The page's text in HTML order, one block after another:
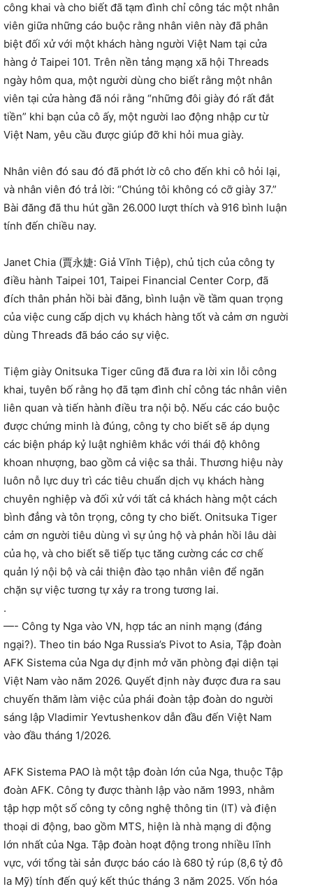
công khai và cho biết đã tạm đình chỉ công tác một nhân
viên giữa những cáo buộc rằng nhân viên này đã phân
biệt đối xử với một khách hàng người Việt Nam tại cửa
hàng ở Taipei 101. Trên nền tảng mạng xã hội Threads
ngày hôm qua, một người dùng cho biết rằng một nhân
viên tại cửa hàng đã nói rằng “những đôi giày đó rất đắt
tiền” khi bạn của cô ấy, một người lao động nhập cư từ
Việt Nam, yêu cầu được giúp đỡ khi hỏi mua giày.
Nhân viên đó sau đó đã phớt lờ cô cho đến khi cô hỏi lại,
và nhân viên đó trả lời: “Chúng tôi không có cỡ giày 37.”
Bài đăng đã thu hút gần 26.000 lượt thích và 916 bình luận
tính đến chiều nay.
Janet Chia (賈永婕: Giả Vĩnh Tiệp), chủ tịch của công ty
điều hành Taipei 101, Taipei Financial Center Corp, đã
đích thân phản hồi bài đăng, bình luận về tầm quan trọng
của việc cung cấp dịch vụ khách hàng tốt và cảm ơn người
dùng Threads đã báo cáo sự việc.
Tiệm giày Onitsuka Tiger cũng đã đưa ra lời xin lỗi công
khai, tuyên bố rằng họ đã tạm đình chỉ công tác nhân viên
liên quan và tiến hành điều tra nội bộ. Nếu các cáo buộc
được chứng minh là đúng, công ty cho biết sẽ áp dụng
các biện pháp kỷ luật nghiêm khắc với thái độ không
khoan nhượng, bao gồm cả việc sa thải. Thương hiệu này
luôn nỗ lực duy trì các tiêu chuẩn dịch vụ khách hàng
chuyên nghiệp và đối xử với tất cả khách hàng một cách
bình đẳng và tôn trọng, công ty cho biết. Onitsuka Tiger
cảm ơn người tiêu dùng vì sự ủng hộ và phản hồi lâu dài
của họ, và cho biết sẽ tiếp tục tăng cường các cơ chế
quản lý nội bộ và cải thiện đào tạo nhân viên để ngăn
chặn sự việc tương tự xảy ra trong tương lai.
.
—- Công ty Nga vào VN, hợp tác an ninh mạng (đáng
ngại?). Theo tin báo Nga Russia’s Pivot to Asia, Tập đoàn
AFK Sistema của Nga dự định mở văn phòng đại diện tại
Việt Nam vào năm 2026. Quyết định này được đưa ra sau
chuyến thăm làm việc của phái đoàn tập đoàn do người
sáng lập Vladimir Yevtushenkov dẫn đầu đến Việt Nam
vào đầu tháng 1/2026.
AFK Sistema PAO là một tập đoàn lớn của Nga, thuộc Tập
đoàn AFK. Công ty được thành lập vào năm 1993, nhằm
tập hợp một số công ty công nghệ thông tin (IT) và điện
thoại di động, bao gồm MTS, hiện là nhà mạng di động
lớn nhất của Nga. Tập đoàn hoạt động trong nhiều lĩnh
vực, với tổng tài sản được báo cáo là 680 tỷ rúp (8,6 tỷ đô
la Mỹ) tính đến quý kết thúc tháng 3 năm 2025. Vốn hóa